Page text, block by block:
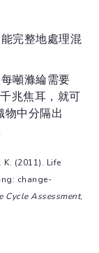
完整地處理混
噸滌綸需要
兆焦耳，就可
物中分隔出
K. (2011). Life
change-
Cycle Assessment,